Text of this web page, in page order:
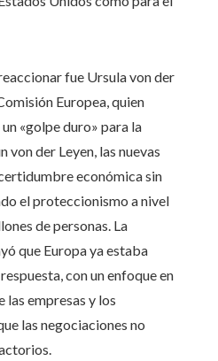
fue Ursula von der
Europea, quien
«golpe duro» para la
von der Leyen, las nuevas
económica sin
el proteccionismo a nivel
de personas. La
que Europa ya estaba
con un enfoque en
empresas y los
las negociaciones no